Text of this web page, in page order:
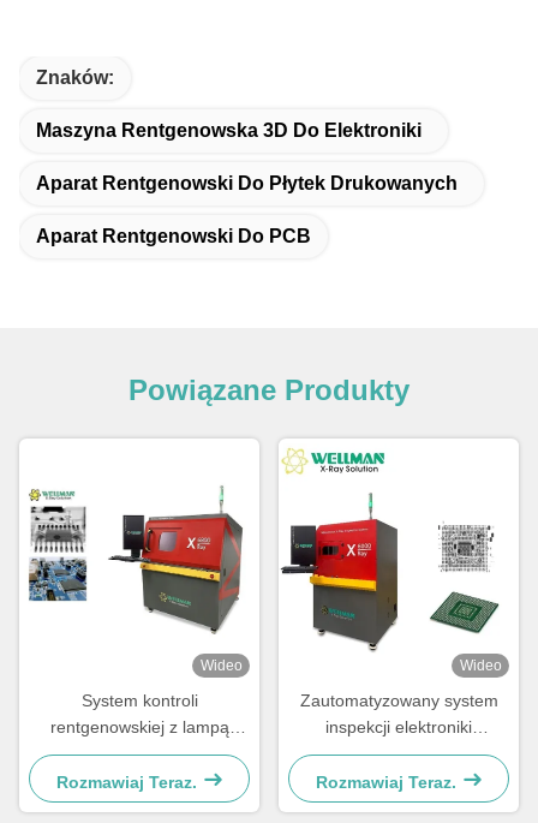
Znaków:
Maszyna Rentgenowska 3D Do Elektroniki
Aparat Rentgenowski Do Płytek Drukowanych
Aparat Rentgenowski Do PCB
Powiązane Produkty
Wideo
System kontroli
rentgenowskiej z lampą
rentgenowską mircofocus 90
kV 5 μm i stolikiem o
wymiarach 530 x 530 mm
Rozmawiaj Teraz.
Wideo
Zautomatyzowany system
inspekcji elektroniki
rentgenowskiej Microfocus
dla oszczędności czasu
inspekcji
Rozmawiaj Teraz.